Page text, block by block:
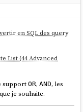
52 000 lignes
basé d'une
que vous faisiez.
puis vous
en SQL des query
List (44 Advanced
supportOR,AND, les
je souhaite.